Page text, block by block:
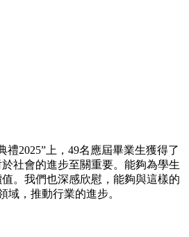
2025”上，49名應屆畢業生獲得了
社會的進步至關重要。能夠為學生
。我們也深感欣慰，能夠與這樣的
，推動行業的進步。